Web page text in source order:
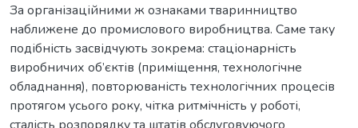
За організаційними ж ознаками тваринництво
наближене до промислового виробництва. Саме таку
подібність засвідчують зокрема: стаціонарність
виробничих об’єктів (приміщення, технологічне
обладнання), повторюваність технологічних процесів
протягом усього року, чітка ритмічність у роботі,